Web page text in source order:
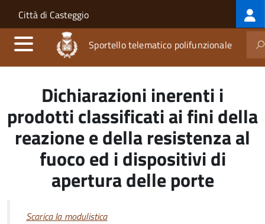
Salta al contenuto principale
Skip to site navigation
Città di Casteggio
Sportello telematico polifunzionale
Dichiarazioni inerenti i
prodotti classificati ai fini della
reazione e della resistenza al
fuoco ed i dispositivi di
apertura delle porte
Scarica la modulistica